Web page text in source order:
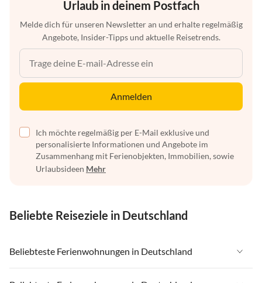
Urlaub in deinem Postfach
Melde dich für unseren Newsletter an und erhalte regelmäßig
Angebote, Insider-Tipps und aktuelle Reisetrends.
Anmelden
Ich möchte regelmäßig per E-Mail exklusive und
personalisierte Informationen und Angebote im
Zusammenhang mit Ferienobjekten, Immobilien, sowie
Urlaubsideen Mehr
Beliebte Reiseziele in Deutschland
Beliebteste Ferienwohnungen in Deutschland